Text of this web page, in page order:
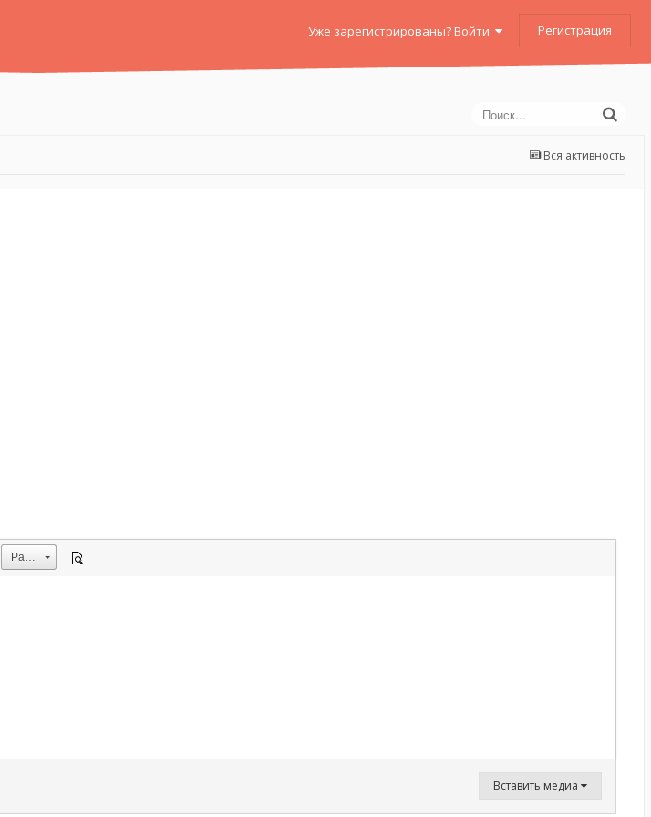
Уже зарегистрированы? Войти Регистрация
Вся активность
Размер
Вставить медиа